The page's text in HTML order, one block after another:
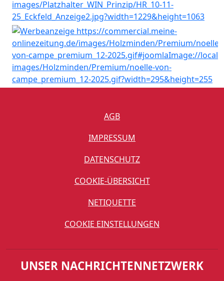
AGB
IMPRESSUM
DATENSCHUTZ
COOKIE-ÜBERSICHT
NETIQUETTE
COOKIE EINSTELLUNGEN
UNSER NACHRICHTENNETZWERK